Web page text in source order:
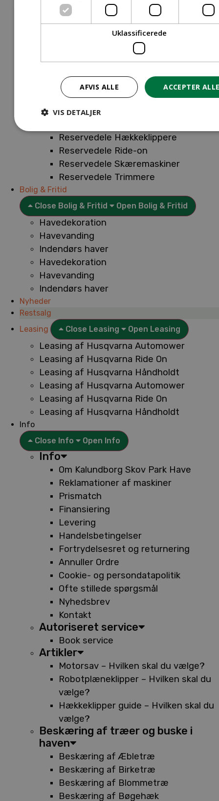
Tilbehør Rengøringsmaskiner
Tilbehør Robotplæneklipper
Tilbehør Walk Behind
Reservedele Løvblæsere
Reservedele Motorsave
Reservedele Plæneklippere
Reservedele Hækkeklippere
Reservedele Ride-on
Reservedele Skæremaskiner
Reservedele Trimmere
Bolig & Fritid
Close Bolig & Fritid
Open Bolig & Fritid
Havedekoration
Havevanding
Indendørs haver
Havedekoration
Havevanding
Indendørs haver
Nyheder
Restsalg
Leasing
Close Leasing Open Leasing
Leasing af Husqvarna Automower
Leasing af Husqvarna Ride On
Leasing af Husqvarna Håndholdt
Leasing af Husqvarna Automower
Leasing af Husqvarna Ride On
Leasing af Husqvarna Håndholdt
Info
Close Info
Open Info
Info
Om Kalundborg Skov Park Have
Reklamationer af maskiner
Prismatch
Finansiering
Levering
Handelsbetingelser
Fortrydelsesret og returnering
Annuller Ordre
Cookie- og persondatapolitik
Ofte stillede spørgsmål
Nyhedsbrev
Kontakt
Autoriseret service
Book service
Artikler
Motorsav – Hvilken skal du vælge?
Robotplæneklipper – Hvilken skal du
vælge?
Hækkeklipper guide – Hvilken skal du
vælge?
Beskæring af træer og buske i
haven
Beskæring af Æbletræ
Beskæring af Birketræ
Beskæring af Blommetræ
Beskæring af Bøgehæk
Uklassificerede
ACCEPTER
AFVIS ALLE
VIS DETALJER